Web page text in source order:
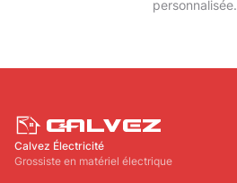
personnalisée.
Calvez Électricité
Grossiste en matériel électrique